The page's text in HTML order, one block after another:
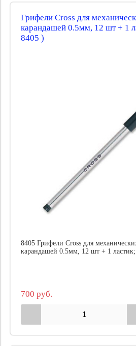
Грифели Cross для
карандашей 0.5мм, 12 шт + 1
8405 )
8405 Грифели Cross для
карандашей 0.5мм, 12 шт + 1 ластик;
700 руб.